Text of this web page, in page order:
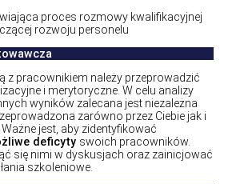
z pracownikiem należy przeprowadzić
i merytoryczne. W celu analizy
wyników zalecana jest niezależna
zarówno przez Ciebie jak i
jest, aby zidentyfikować
deficyty swoich pracowników.
się nimi w dyskusjach oraz zainicjować
szkoleniowe.